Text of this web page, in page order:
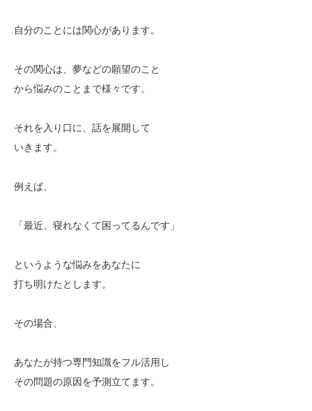
自分のことには関心があります。
その関心は、夢などの願望のこと
から悩みのことまで様々です。
それを入り口に、話を展開して
いきます。
例えば、
「最近、寝れなくて困ってるんです」
というような悩みをあなたに
打ち明けたとします。
その場合、
あなたが持つ専門知識をフル活用し
その問題の原因を予測立てます。